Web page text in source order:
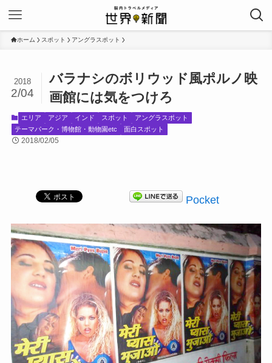
ホーム スポット アングラスポット
バラナシのボリウッド風ポルノ映
画館には気をつけろ
2018
2/04
エリア アジア インド スポット
アングラスポット
テーマパーク・博物館・動物園etc
面白スポット
2018/02/05
Pocket